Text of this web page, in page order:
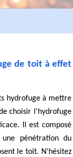
de toit à effet
hydrofuge à mettre
choisir l'hydrofuge
Il est composé
pénétration du
le toit. N'hésitez